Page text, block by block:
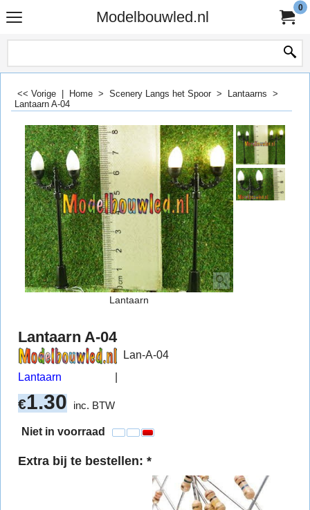
Modelbouwled.nl
0
<< Vorige Home > Scenery Langs het Spoor > Lantaarns >
Lantaarn A-04
Lantaarn
Lantaarn A-04
Lantaarn
Lan-A-04
€1.30 inc. BTW
Niet in voorraad
Extra bij te bestellen: *